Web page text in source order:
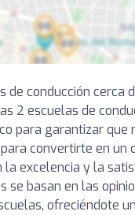
de conducción cerca
2 escuelas de
para garantizar que
convertirte en un
la excelencia y la
basan en las
ofreciéndote